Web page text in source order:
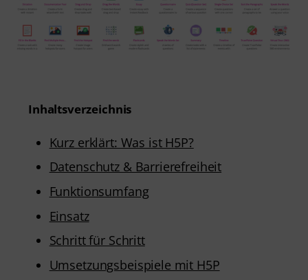
Inhaltsverzeichnis
Kurz erklärt: Was ist H5P?
Datenschutz & Barrierefreiheit
Funktionsumfang
Einsatz
Schritt für Schritt
Umsetzungsbeispiele mit H5P